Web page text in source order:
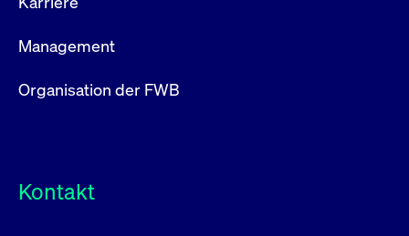
Management
Organisation der FWB
Kontakt